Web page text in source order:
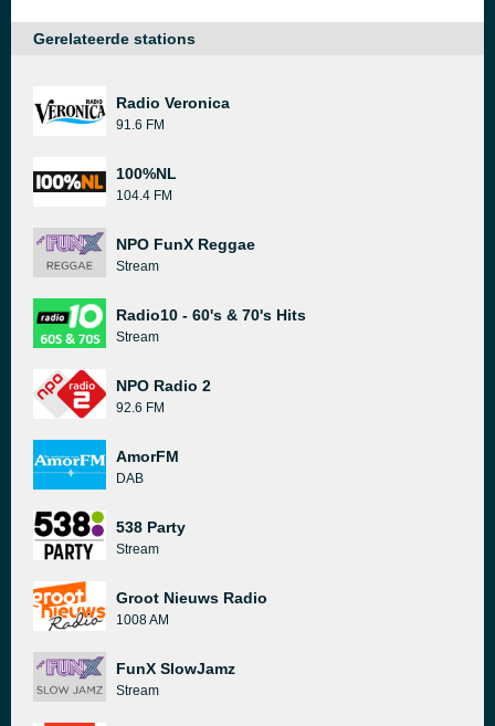
Gerelateerde stations
Radio Veronica
91.6 FM
100%NL
104.4 FM
NPO FunX Reggae
Stream
Radio10 - 60's & 70's Hits
Stream
NPO Radio 2
92.6 FM
AmorFM
DAB
538 Party
Stream
Groot Nieuws Radio
1008 AM
FunX SlowJamz
Stream